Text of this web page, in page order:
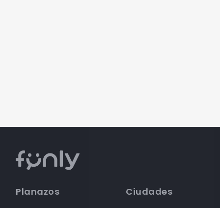
Planazos Ciudades